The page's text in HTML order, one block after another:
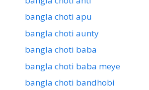
bangla choti apu
bangla choti aunty
bangla choti baba
bangla choti baba meye
bangla choti bandhobi